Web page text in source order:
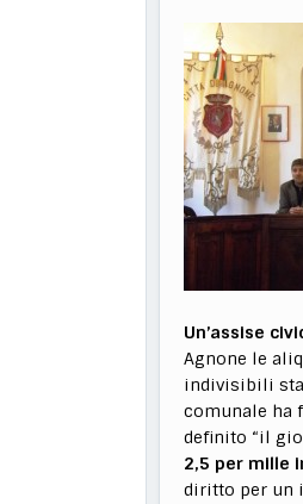
Un’assise
Agnone le
indivisibili
comunale ha
definito “il
2,5 per mille
diritto per un